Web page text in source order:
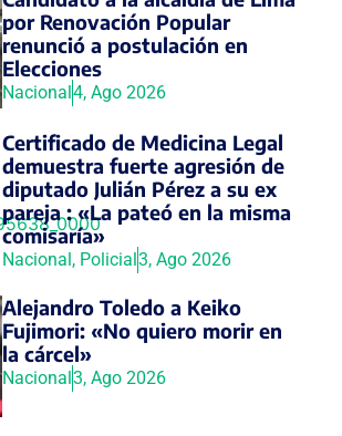
por Renovación Popular
renunció a postulación en
Elecciones
Nacional4, Ago 2026
Certificado de Medicina Legal
demuestra fuerte agresión de
diputado Julián Pérez a su ex
pareja : «La pateó en la misma
comisaría»
Nacional, Policial3, Ago 2026
Alejandro Toledo a Keiko
Fujimori: «No quiero morir en
la cárcel»
Nacional3, Ago 2026